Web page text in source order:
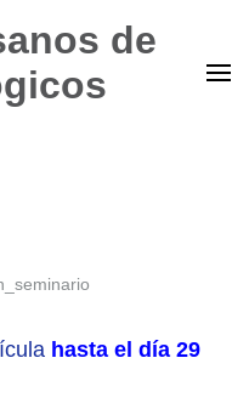
de
hasta el día 29